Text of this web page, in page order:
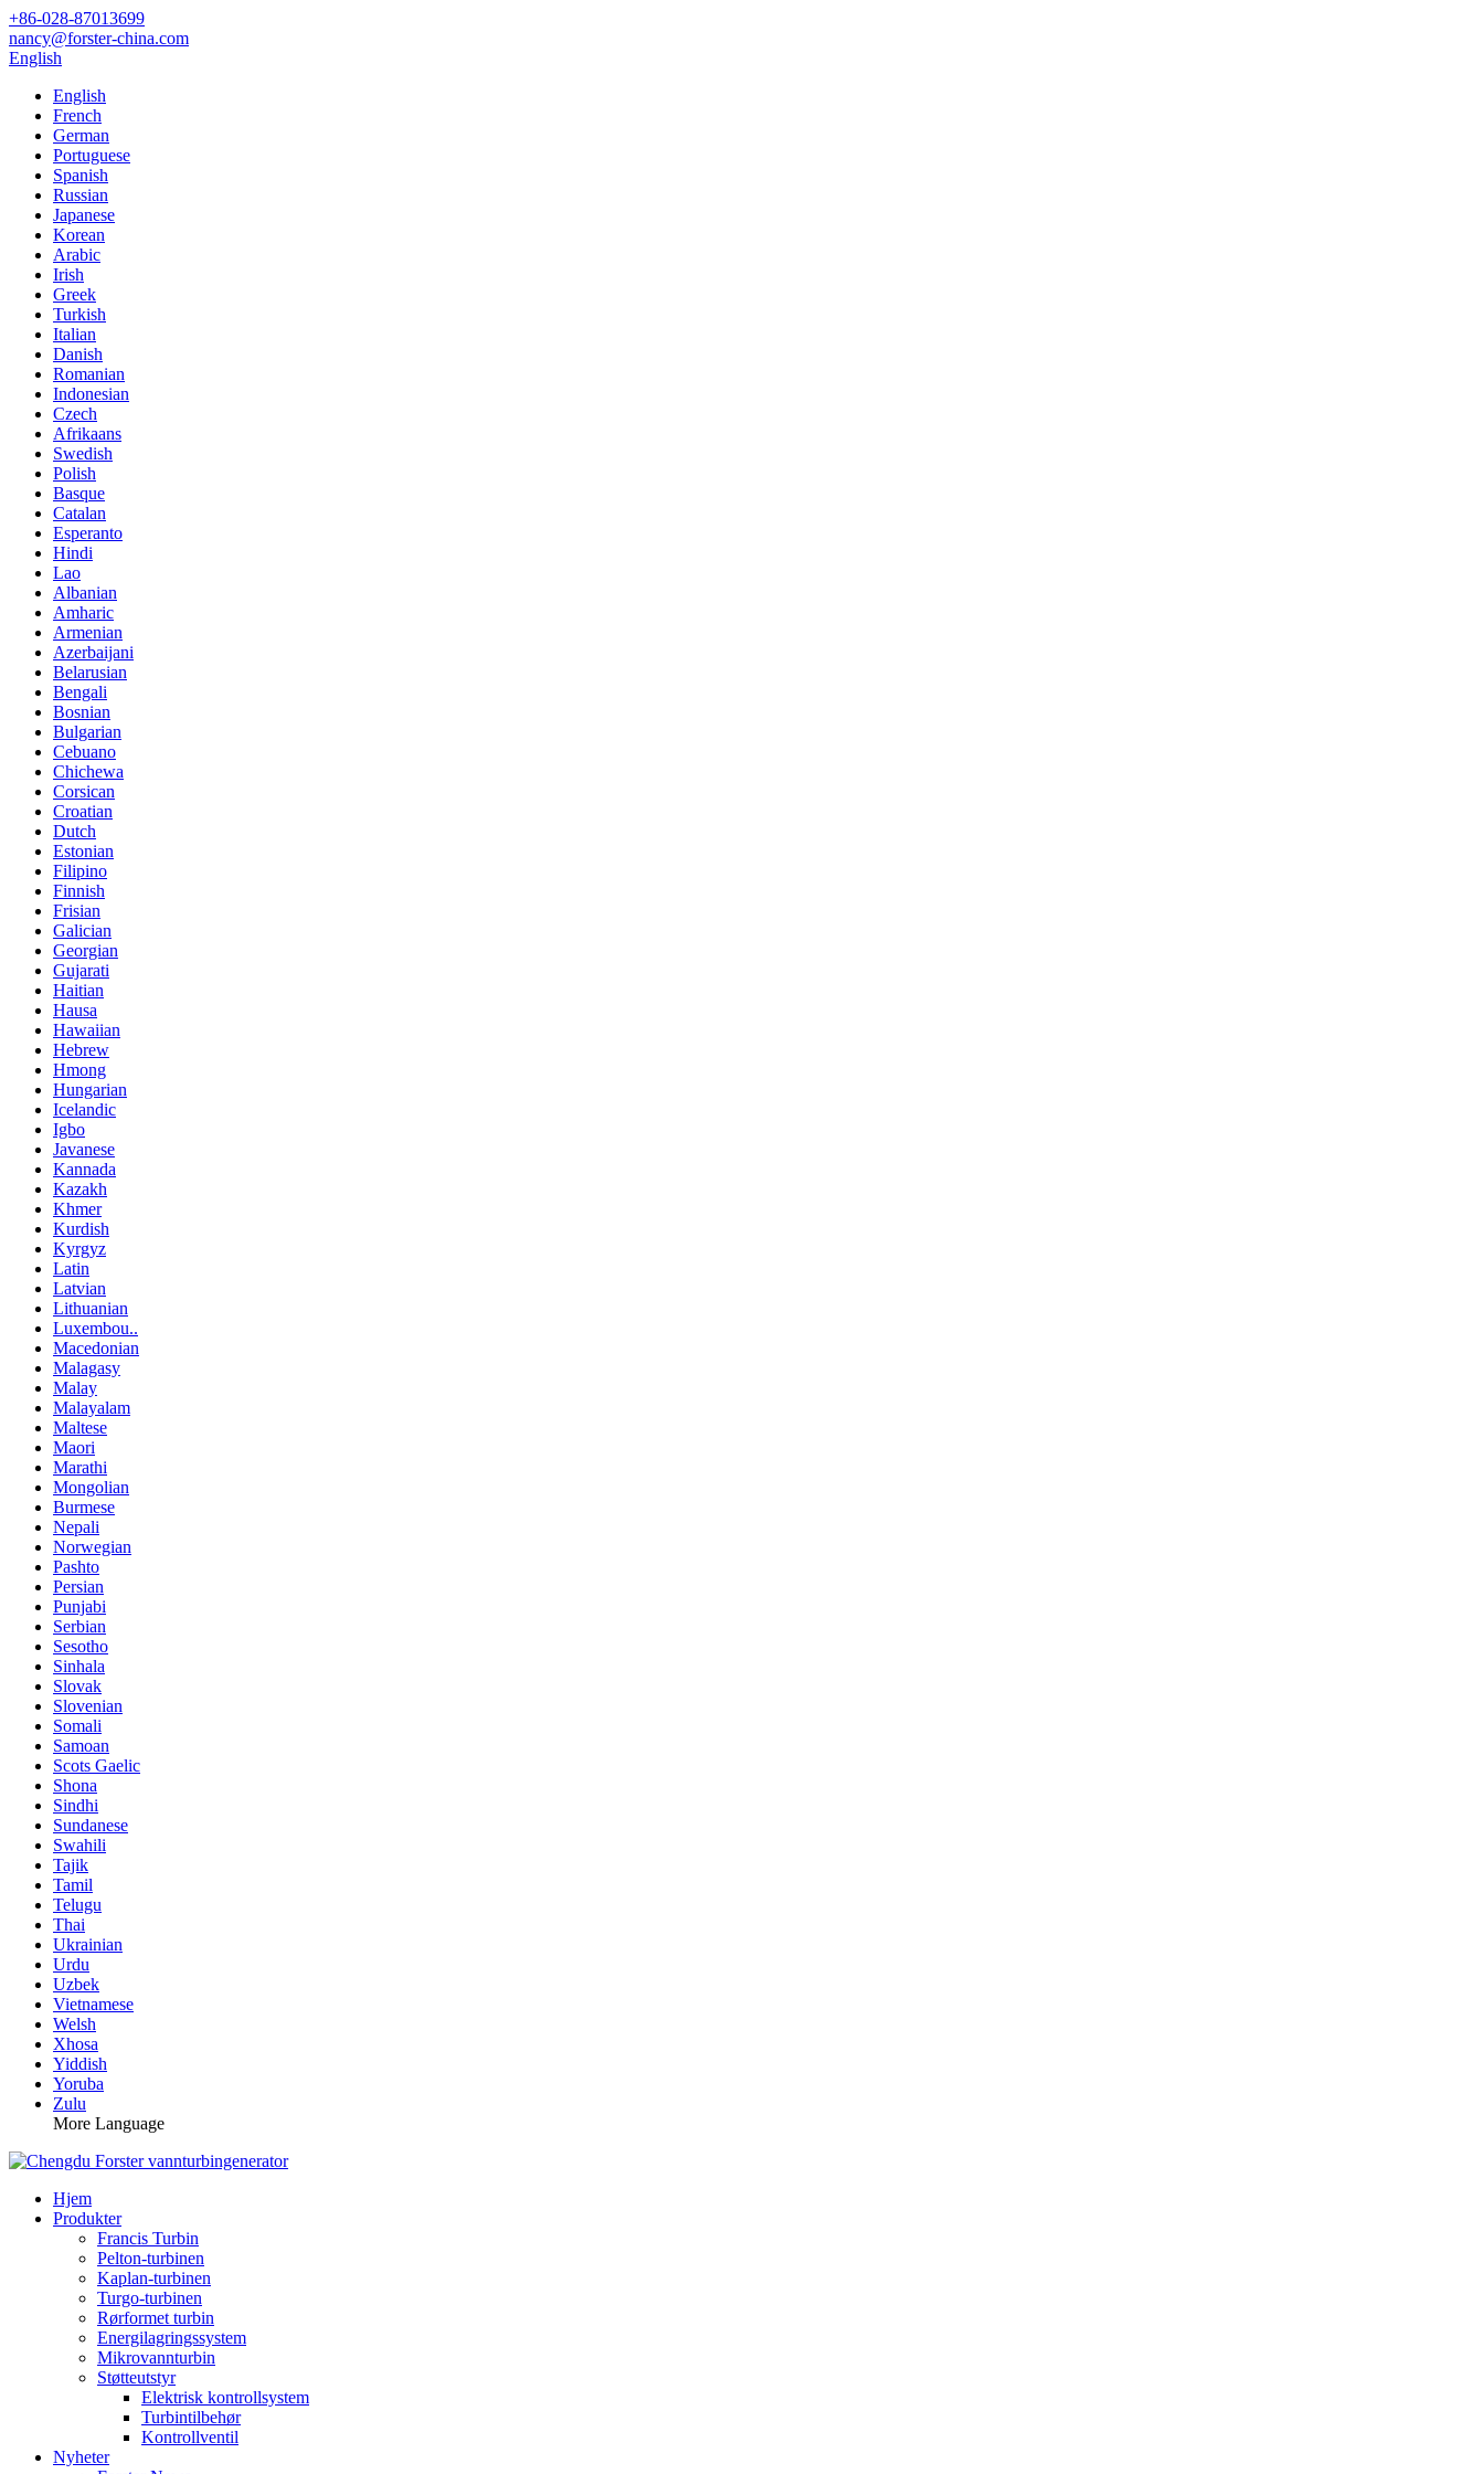
+86-028-87013699
nancy@forster-china.com
English
English
French
German
Portuguese
Spanish
Russian
Japanese
Korean
Arabic
Irish
Greek
Turkish
Italian
Danish
Romanian
Indonesian
Czech
Afrikaans
Swedish
Polish
Basque
Catalan
Esperanto
Hindi
Lao
Albanian
Amharic
Armenian
Azerbaijani
Belarusian
Bengali
Bosnian
Bulgarian
Cebuano
Chichewa
Corsican
Croatian
Dutch
Estonian
Filipino
Finnish
Frisian
Galician
Georgian
Gujarati
Haitian
Hausa
Hawaiian
Hebrew
Hmong
Hungarian
Icelandic
Igbo
Javanese
Kannada
Kazakh
Khmer
Kurdish
Kyrgyz
Latin
Latvian
Lithuanian
Luxembou..
Macedonian
Malagasy
Malay
Malayalam
Maltese
Maori
Marathi
Mongolian
Burmese
Nepali
Norwegian
Pashto
Persian
Punjabi
Serbian
Sesotho
Sinhala
Slovak
Slovenian
Somali
Samoan
Scots Gaelic
Shona
Sindhi
Sundanese
Swahili
Tajik
Tamil
Telugu
Thai
Ukrainian
Urdu
Uzbek
Vietnamese
Welsh
Xhosa
Yiddish
Yoruba
Zulu
More Language
Hjem
Produkter
Francis Turbin
Pelton-turbinen
Kaplan-turbinen
Turgo-turbinen
Rørformet turbin
Energilagringssystem
Mikrovannturbin
Støtteutstyr
Elektrisk kontrollsystem
Turbintilbehør
Kontrollventil
Nyheter